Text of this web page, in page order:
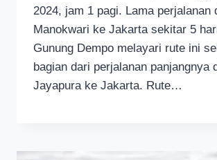
2024, jam 1 pagi. Lama perjalanan
Manokwari ke Jakarta sekitar 5
Gunung Dempo melayari rute ini
bagian dari perjalanan panjangnya
Jayapura ke Jakarta. Rute…